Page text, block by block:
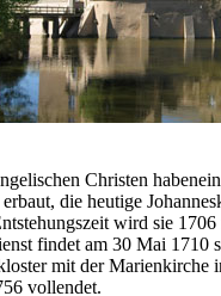
Christen
die heutige
wird sie
findet am 30 Mai 1710
mit der Marienkirche
vollendet.